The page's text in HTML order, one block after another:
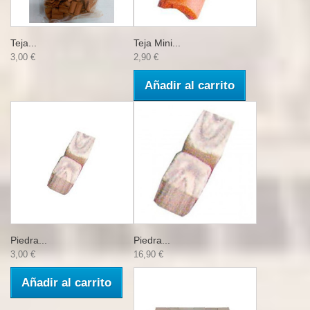
Teja...
3,00 €
Teja Mini...
2,90 €
Añadir al carrito
Piedra...
3,00 €
Añadir al carrito
Piedra...
16,90 €